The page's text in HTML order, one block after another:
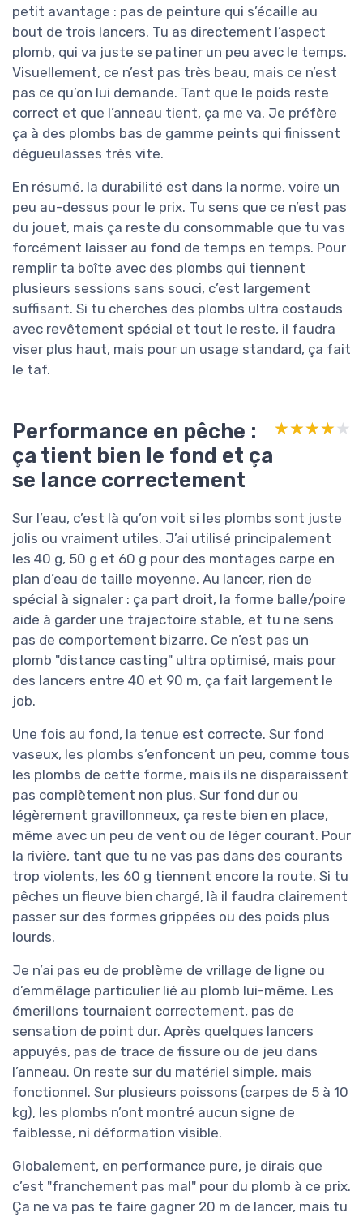
petit avantage : pas de peinture qui s’écaille au
bout de trois lancers. Tu as directement l’aspect
plomb, qui va juste se patiner un peu avec le temps.
Visuellement, ce n’est pas très beau, mais ce n’est
pas ce qu’on lui demande. Tant que le poids reste
correct et que l’anneau tient, ça me va. Je préfère
ça à des plombs bas de gamme peints qui finissent
dégueulasses très vite.
En résumé, la durabilité est dans la norme, voire un
peu au-dessus pour le prix. Tu sens que ce n’est pas
du jouet, mais ça reste du consommable que tu vas
forcément laisser au fond de temps en temps. Pour
remplir ta boîte avec des plombs qui tiennent
plusieurs sessions sans souci, c’est largement
suffisant. Si tu cherches des plombs ultra costauds
avec revêtement spécial et tout le reste, il faudra
viser plus haut, mais pour un usage standard, ça fait
le taf.
Performance en pêche :
ça tient bien le fond et ça
se lance correctement
★★★★★
★★★★★
Sur l’eau, c’est là qu’on voit si les plombs sont juste
jolis ou vraiment utiles. J’ai utilisé principalement
les 40 g, 50 g et 60 g pour des montages carpe en
plan d’eau de taille moyenne. Au lancer, rien de
spécial à signaler : ça part droit, la forme balle/poire
aide à garder une trajectoire stable, et tu ne sens
pas de comportement bizarre. Ce n’est pas un
plomb "distance casting" ultra optimisé, mais pour
des lancers entre 40 et 90 m, ça fait largement le
job.
Une fois au fond, la tenue est correcte. Sur fond
vaseux, les plombs s’enfoncent un peu, comme tous
les plombs de cette forme, mais ils ne disparaissent
pas complètement non plus. Sur fond dur ou
légèrement gravillonneux, ça reste bien en place,
même avec un peu de vent ou de léger courant. Pour
la rivière, tant que tu ne vas pas dans des courants
trop violents, les 60 g tiennent encore la route. Si tu
pêches un fleuve bien chargé, là il faudra clairement
passer sur des formes grippées ou des poids plus
lourds.
Je n’ai pas eu de problème de vrillage de ligne ou
d’emmêlage particulier lié au plomb lui-même. Les
émerillons tournaient correctement, pas de
sensation de point dur. Après quelques lancers
appuyés, pas de trace de fissure ou de jeu dans
l’anneau. On reste sur du matériel simple, mais
fonctionnel. Sur plusieurs poissons (carpes de 5 à 10
kg), les plombs n’ont montré aucun signe de
faiblesse, ni déformation visible.
Globalement, en performance pure, je dirais que
c’est "franchement pas mal" pour du plomb à ce prix.
Ça ne va pas te faire gagner 20 m de lancer, mais tu